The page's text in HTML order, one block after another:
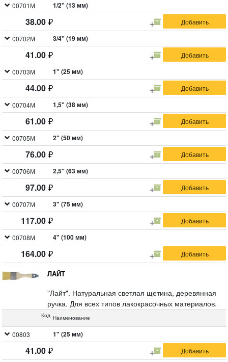
00701М 1/2" (13 мм)
38.00
00702М 3/4" (19 мм)
41.00
00703М 1" (25 мм)
44.00
00704М 1,5" (38 мм)
61.00
00705М 2" (50 мм)
76.00
00706М 2,5" (63 мм)
97.00
00707М 3" (75 мм)
117.00
00708М 4" (100 мм)
164.00
ЛАЙТ
"Лайт". Натуральная светлая щетина, деревянная
ручка. Для всех типов лакокрасочных материалов.
Код Наименование
00803 1" (25 мм)
41.00